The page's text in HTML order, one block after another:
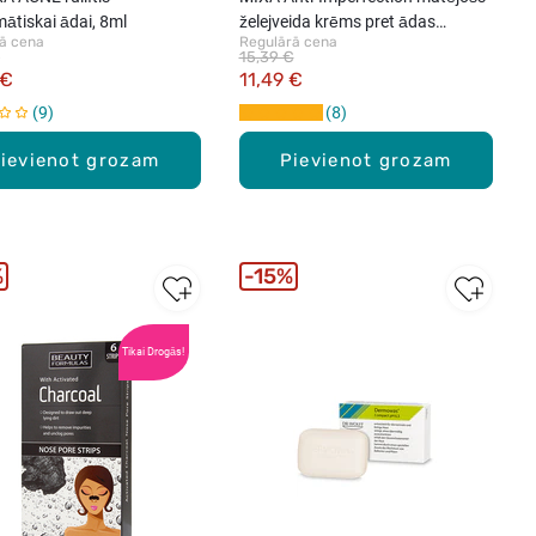
grozam
ādai, 8ml
cena
9
Pievienot grozam
želejveida krēms pret ādas
nepilnībām, 50ml
Regulārā cena
11,49 €
15,39 €
8
Tikai Drogās!
15%